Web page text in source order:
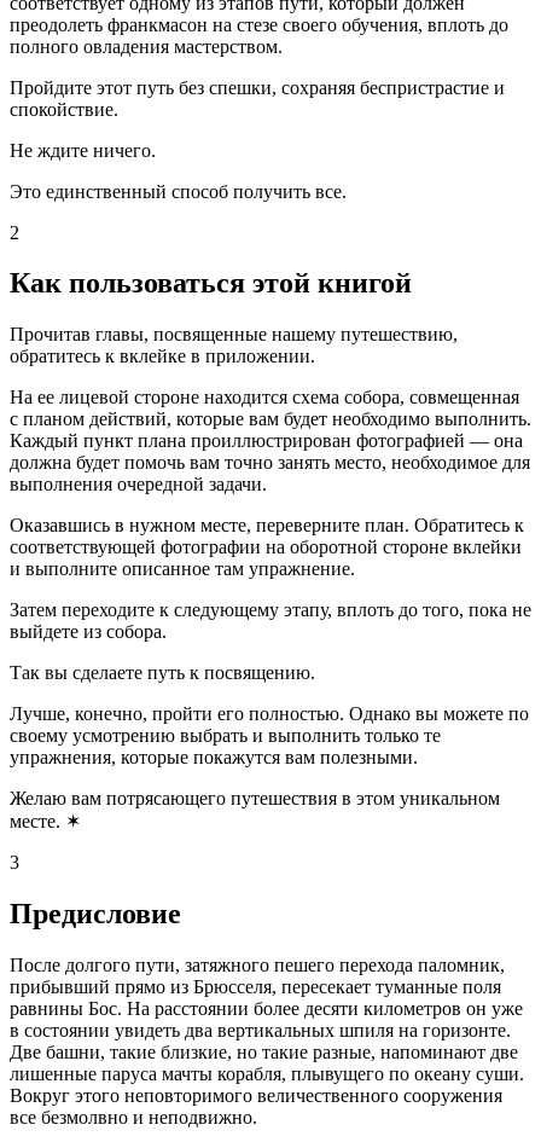
преодолеть франкмасон на стезе своего обучения, вплоть до
полного овладения мастерством.
Пройдите этот путь без спешки, сохраняя беспристрастие и
спокойствие.
Не ждите ничего.
Это единственный способ получить все.
2
Как пользоваться этой книгой
Прочитав главы, посвященные нашему путешествию,
обратитесь к вклейке в приложении.
На ее лицевой стороне находится схема собора, совмещенная
с планом действий, которые вам будет необходимо выполнить.
Каждый пункт плана проиллюстрирован фотографией — она
должна будет помочь вам точно занять место, необходимое для
выполнения очередной задачи.
Оказавшись в нужном месте, переверните план. Обратитесь к
соответствующей фотографии на оборотной стороне вклейки
и выполните описанное там упражнение.
Затем переходите к следующему этапу, вплоть до того, пока не
выйдете из собора.
Так вы сделаете путь к посвящению.
Лучше, конечно, пройти его полностью. Однако вы можете по
своему усмотрению выбрать и выполнить только те
упражнения, которые покажутся вам полезными.
Желаю вам потрясающего путешествия в этом уникальном
месте. ✶
3
Предисловие
После долгого пути, затяжного пешего перехода паломник,
прибывший прямо из Брюсселя, пересекает туманные поля
равнины Бос. На расстоянии более десяти километров он уже
в состоянии увидеть два вертикальных шпиля на горизонте.
Две башни, такие близкие, но такие разные, напоминают две
лишенные паруса мачты корабля, плывущего по океану суши.
Вокруг этого неповторимого величественного сооружения
все безмолвно и неподвижно.